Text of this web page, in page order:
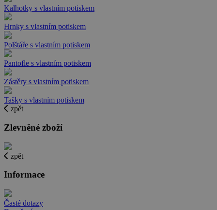
Kalhotky s vlastním potiskem
Hrnky s vlastním potiskem
Polštáře s vlastním potiskem
Pantofle s vlastním potiskem
Zástěry s vlastním potiskem
Tašky s vlastním potiskem
zpět
Zlevněné zboží
zpět
Informace
Časté dotazy